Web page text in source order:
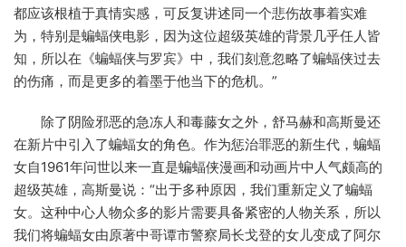
都应该根植于真情实感，可反复讲述同一个悲伤故事着实难
为，特别是蝙蝠侠电影，因为这位超级英雄的背景几乎任人皆
知，所以在《蝙蝠侠与罗宾》中，我们刻意忽略了蝙蝠侠过去
的伤痛，而是更多的着墨于他当下的危机。”
除了阴险邪恶的急冻人和毒藤女之外，舒马赫和高斯曼还
在新片中引入了蝙蝠女的角色。作为惩治罪恶的新生代，蝙蝠
女自1961年问世以来一直是蝙蝠侠漫画和动画片中人气颇高的
超级英雄，高斯曼说：“出于多种原因，我们重新定义了蝙蝠
女。这种中心人物众多的影片需要具备紧密的人物关系，所以
我们将蝙蝠女由原著中哥谭市警察局长戈登的女儿变成了阿尔